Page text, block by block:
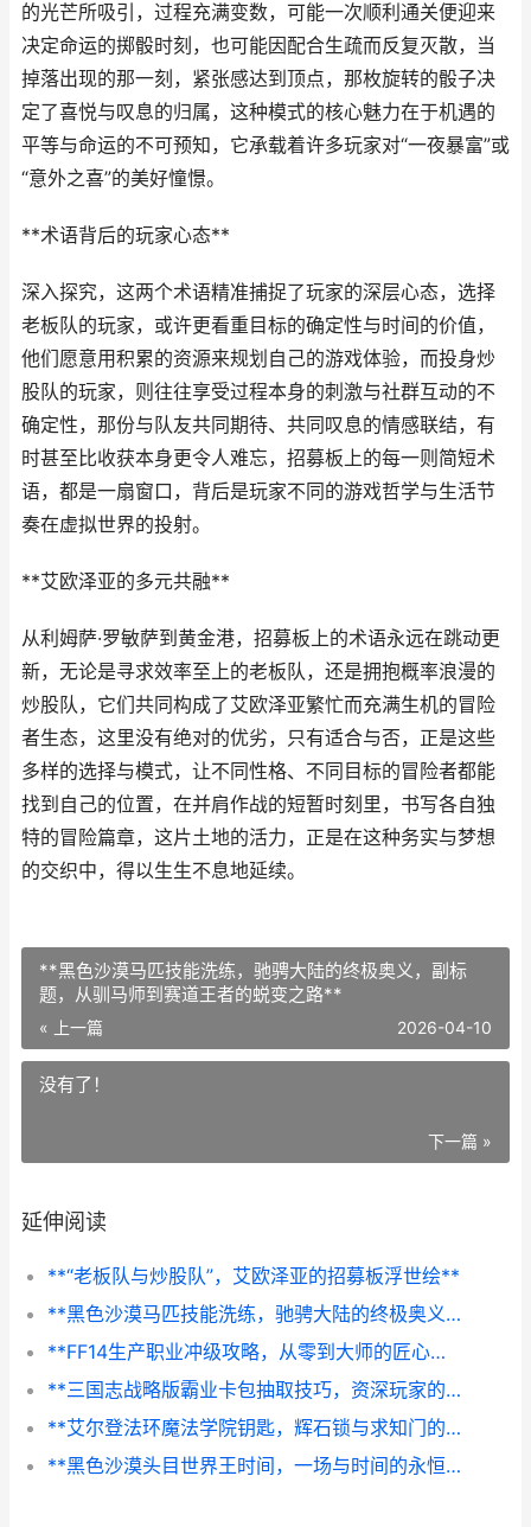
的光芒所吸引，过程充满变数，可能一次顺利通关便迎来
决定命运的掷骰时刻，也可能因配合生疏而反复灭散，当
掉落出现的那一刻，紧张感达到顶点，那枚旋转的骰子决
定了喜悦与叹息的归属，这种模式的核心魅力在于机遇的
平等与命运的不可预知，它承载着许多玩家对“一夜暴富”或
“意外之喜”的美好憧憬。
**术语背后的玩家心态**
深入探究，这两个术语精准捕捉了玩家的深层心态，选择
老板队的玩家，或许更看重目标的确定性与时间的价值，
他们愿意用积累的资源来规划自己的游戏体验，而投身炒
股队的玩家，则往往享受过程本身的刺激与社群互动的不
确定性，那份与队友共同期待、共同叹息的情感联结，有
时甚至比收获本身更令人难忘，招募板上的每一则简短术
语，都是一扇窗口，背后是玩家不同的游戏哲学与生活节
奏在虚拟世界的投射。
**艾欧泽亚的多元共融**
从利姆萨·罗敏萨到黄金港，招募板上的术语永远在跳动更
新，无论是寻求效率至上的老板队，还是拥抱概率浪漫的
炒股队，它们共同构成了艾欧泽亚繁忙而充满生机的冒险
者生态，这里没有绝对的优劣，只有适合与否，正是这些
多样的选择与模式，让不同性格、不同目标的冒险者都能
找到自己的位置，在并肩作战的短暂时刻里，书写各自独
特的冒险篇章，这片土地的活力，正是在这种务实与梦想
的交织中，得以生生不息地延续。
**黑色沙漠马匹技能洗练，驰骋大陆的终极奥义，副标
题，从驯马师到赛道王者的蜕变之路**
« 上一篇 2026-04-10
没有了！
下一篇 »
延伸阅读
**“老板队与炒股队”，艾欧泽亚的招募板浮世绘**
**黑色沙漠马匹技能洗练，驰骋大陆的终极奥义，副标题，从驯马师到赛道王者的蜕变之路**
**FF14生产职业冲级攻略，从零到大师的匠心之路**
**三国志战略版霸业卡包抽取技巧，资深玩家的策略与心得**
**艾尔登法环魔法学院钥匙，辉石锁与求知门的叩问**
**黑色沙漠头目世界王时间，一场与时间的永恒角力副标题，沙海中的命运钟声**